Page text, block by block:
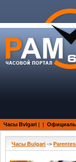
Часы Bvlgari | |
Часы Bulgari ->